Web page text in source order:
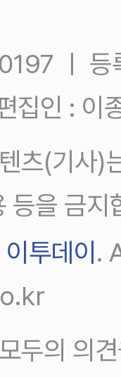
ㅣ
집인 : 이
츠(기사)
등을 금지
이투데이.
두의 의